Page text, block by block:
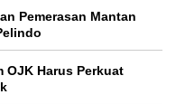
Pemerasan Mantan
OJK Harus Perkuat